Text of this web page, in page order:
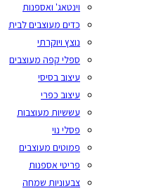
וינטאג' ואספנות
כדים מעוצבים לבית
נוצץ ויוקרתי
ספלי קפה מעוצבים
עיצוב בסיסי
עיצוב כפרי
עששיות מעוצבות
פסלי נוי
פמוטים מעוצבים
פריטי אספנות
צבעוניות שמחה